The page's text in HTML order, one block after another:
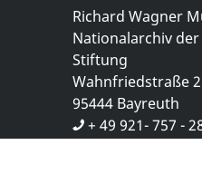
Richard Wagner
Nationalarchiv
Stiftung
Wahnfriedstraße 2
95444 Bayreuth
+ 49 921- 757 -